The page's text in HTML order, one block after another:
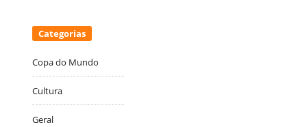
Categorias
Copa do Mundo
Cultura
Geral